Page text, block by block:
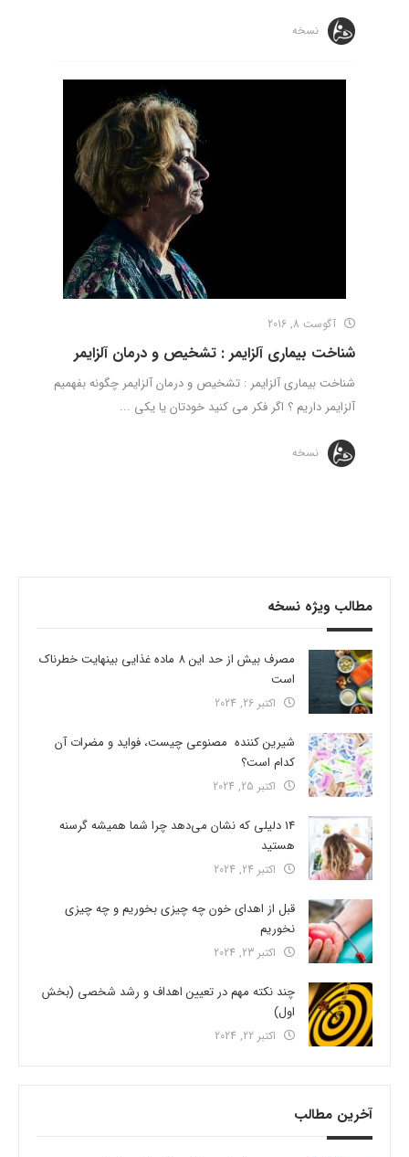
نسخه
آگوست 8, 2016
شناخت بیماری آلزایمر : تشخیص و درمان آلزایمر
شناخت بیماری آلزایمر : تشخیص و درمان آلزایمر چگونه بفهمیم
آلزایمر داریم ؟ اگر فکر می کنید خودتان یا یکی ...
نسخه
مطالب ویژه نسخه
مصرف بیش از حد این 8 ماده غذایی بینهایت خطرناک
است
اکتبر 26, 2024
شیرین کننده مصنوعی چیست، فواید و مضرات آن
کدام است؟
اکتبر 25, 2024
14 دلیلی که نشان می‌دهد چرا شما همیشه گرسنه
هستید
اکتبر 24, 2024
قبل از اهدای خون چه چیزی بخوریم و چه چیزی
نخوریم
اکتبر 23, 2024
چند نکته مهم در تعیین اهداف و رشد شخصی (بخش
اول)
اکتبر 22, 2024
آخرین مطالب